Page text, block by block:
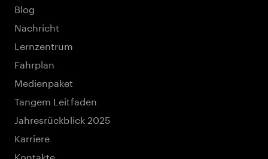
Blog
Nachricht
Lernzentrum
Fahrplan
Medienpaket
Tangem Leitfaden
Jahresrückblick 2025
Karriere
Kontakte